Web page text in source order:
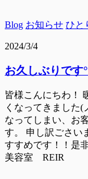
Blog お知らせ ひと
2024/3/4
お久しぶりです
皆様こんにちわ！
くなってきました(
なってしまい、お
す。 申し訳ごさい
すすめです！！
美容室 REIR